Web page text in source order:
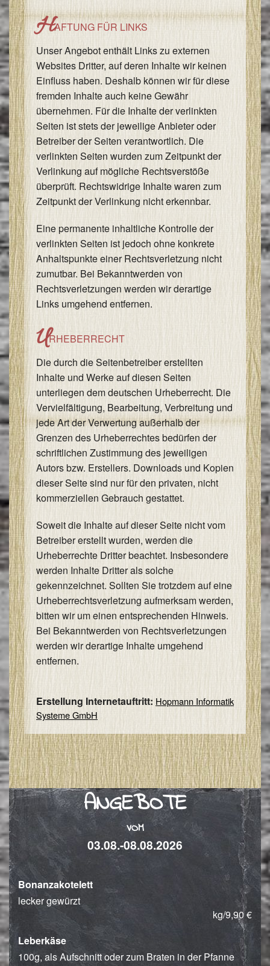
HAFTUNG FÜR LINKS
Unser Angebot enthält Links zu externen
Websites Dritter, auf deren Inhalte wir keinen
Einfluss haben. Deshalb können wir für diese
fremden Inhalte auch keine Gewähr
übernehmen. Für die Inhalte der verlinkten
Seiten ist stets der jeweilige Anbieter oder
Betreiber der Seiten verantwortlich. Die
verlinkten Seiten wurden zum Zeitpunkt der
Verlinkung auf mögliche Rechtsverstöße
überprüft. Rechtswidrige Inhalte waren zum
Zeitpunkt der Verlinkung nicht erkennbar.
Eine permanente inhaltliche Kontrolle der
verlinkten Seiten ist jedoch ohne konkrete
Anhaltspunkte einer Rechtsverletzung nicht
zumutbar. Bei Bekanntwerden von
Rechtsverletzungen werden wir derartige
Links umgehend entfernen.
URHEBERRECHT
Die durch die Seitenbetreiber erstellten
Inhalte und Werke auf diesen Seiten
unterliegen dem deutschen Urheberrecht. Die
Vervielfältigung, Bearbeitung, Verbreitung und
jede Art der Verwertung außerhalb der
Grenzen des Urheberrechtes bedürfen der
schriftlichen Zustimmung des jeweiligen
Autors bzw. Erstellers. Downloads und Kopien
dieser Seite sind nur für den privaten, nicht
kommerziellen Gebrauch gestattet.
Soweit die Inhalte auf dieser Seite nicht vom
Betreiber erstellt wurden, werden die
Urheberrechte Dritter beachtet. Insbesondere
werden Inhalte Dritter als solche
gekennzeichnet. Sollten Sie trotzdem auf eine
Urheberrechtsverletzung aufmerksam werden,
bitten wir um einen entsprechenden Hinweis.
Bei Bekanntwerden von Rechtsverletzungen
werden wir derartige Inhalte umgehend
entfernen.
Erstellung Internetauftritt: Hopmann Informatik
Systeme GmbH
ANGEBOTE
VOM
03.08.-08.08.2026
Bonanzakotelett
lecker gewürzt
kg/9,90 €
Leberkäse
100g, als Aufschnitt oder zum Braten in der Pfanne